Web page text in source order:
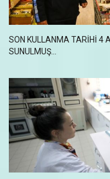
SON KULLANMA TARIHI 4
SUNULMUŞ...